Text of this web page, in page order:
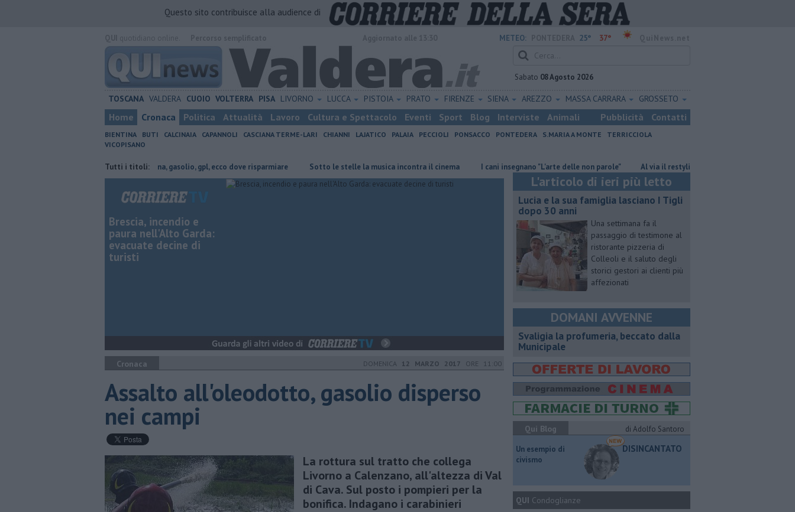
Questo sito contribuisce alla audience di
METEO: 25° 37°
Sabato 08 Agosto 2026
TOSCANA VALDERA CUOIO VOLTERRA PISA LIVORNO LUCCA PISTOIA PRATO FIRENZE SIENA AREZZO MASSA CARRARA GROSSETO
Home Cronaca Politica Attualità Lavoro Cultura e Spettacolo Eventi Sport Blog Interviste Animali Pubblicità Contatti
BIENTINA BUTI CALCINAIA CAPANNOLI CASCIANA TERME-LARI CHIANNI LAJATICO PALAIA PECCIOLI PONSACCO PONTEDERA S.MARIA A MONTE
TERRICCIOLA
VICOPISANO
Tutti i titoli:
​Benzina, gasolio, gpl, ecco dove risparmiare Sotto le stelle la musica incontra il cinema I cani insegnano "L'arte delle non parole" Al via il restyling di 60 km di sentieri tra verde e
Brescia, incendio e
paura nell'Alto Garda:
evacuate decine di
turisti
Cronaca DOMENICA 12 MARZO 2017 ORE 11:00
Assalto all'oleodotto, gasolio disperso
nei campi
La rottura sul tratto che collega
Livorno a Calenzano, all'altezza di Val
di Cava. Sul posto i pompieri per la
bonifica. Indagano i carabinieri
L'articolo di ieri più letto
Lucia e la sua famiglia lasciano I Tigli
dopo 30 anni
Una settimana fa il
passaggio di testimone al
ristorante pizzeria di
Colleoli e il saluto degli
storici gestori ai clienti più
affezionati
DOMANI AVVENNE
Svaligia la profumeria, beccato dalla
Municipale
Qui Blog
di Adolfo Santoro
​Un esempio di
civismo
DISINCANTATO
QUI Condoglianze